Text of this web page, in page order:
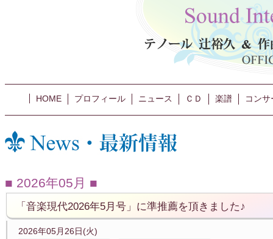
HOME プロフィール ニュース ＣＤ 楽譜 コン
2026年05月
「音楽現代2026年5月号」に準推薦を頂きました♪
2026年05月26日(火)